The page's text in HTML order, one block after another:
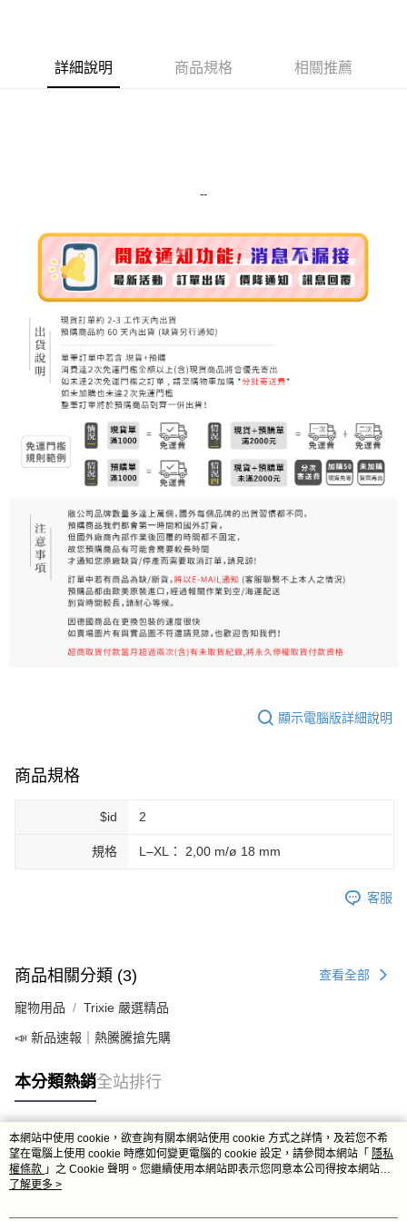
街口支付
全家取貨付款
每筆NT$80，滿NT$999(含以上)免運費
每筆NT$80，滿NT$999(含以上)免運費
7-11取貨付款
每筆NT$80，滿NT$999(含以上)免運費
7-11純取貨 (先付款
每筆NT$80，滿NT$999(含以上)免運費
每筆NT$100，滿NT$999(含以上)免運費
離島宅配（澎湖、金門、馬祖、小琉球）
每筆NT$250，滿NT$3,000(含以上)免運費
付款後門市自取
詳細說明 商品規格 相關推薦
--
顯示電腦版詳細說明
商品規格
$id 2
規格 L–XL： 2,00 m/ø 18 mm
客服
商品相關分類 (3) 查看全部
寵物用品 Trixie 嚴選精品
📣 新品速報｜熱騰騰搶先購
本分類熱銷全站排行
熱門標籤
本網站中使用 cookie，欲查詢有關本網站使用 cookie 方式之詳情，及若您不希
望在電腦上使用 cookie 時應如何變更電腦的 cookie 設定，請參閱本網站「 隱私
權條款 」之 Cookie 聲明。您繼續使用本網站即表示您同意本公司得按本網站使
用條款之 Cookie 聲明使用 cookie。
了解更多 >